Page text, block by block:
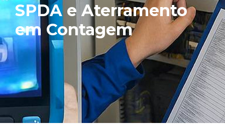
SPDA e Aterramento
em Contagem